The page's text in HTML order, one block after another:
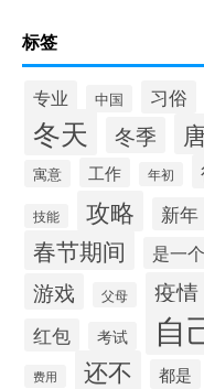
标签
专业 中国 习俗
冬天 冬季
寓意 工作 年初
技能 攻略 新年
春节期间 是一个
游戏 父母 疫情
红包 考试 自
费用 还不 都是